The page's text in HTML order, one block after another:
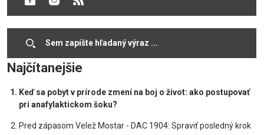
Cookies
Najčítanejšie
Keď sa pobyt v prírode zmení na boj o život: ako postupovať
pri anafylaktickom šoku?
Pred zápasom Velež Mostar - DAC 1904: Spraviť posledný krok